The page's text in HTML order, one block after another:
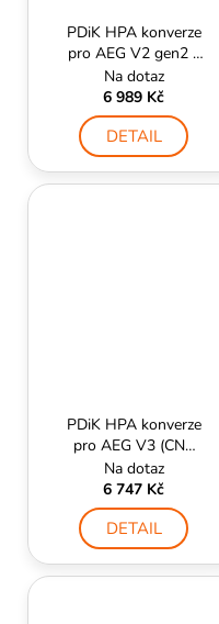
PDiK HPA konverze
pro AEG V2 gen2 -
ManCraft
Na dotaz
6 989 Kč
DETAIL
PDiK HPA konverze
pro AEG V3 (CNC
mechabox) -
ManCraft
Na dotaz
6 747 Kč
DETAIL